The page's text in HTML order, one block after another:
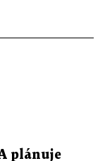
plánuje